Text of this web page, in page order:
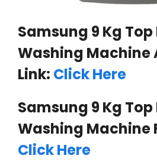
Samsung 9 Kg Top
Washing Machine
Link: Click Here
Samsung 9 Kg Top
Washing Machine
Click Here